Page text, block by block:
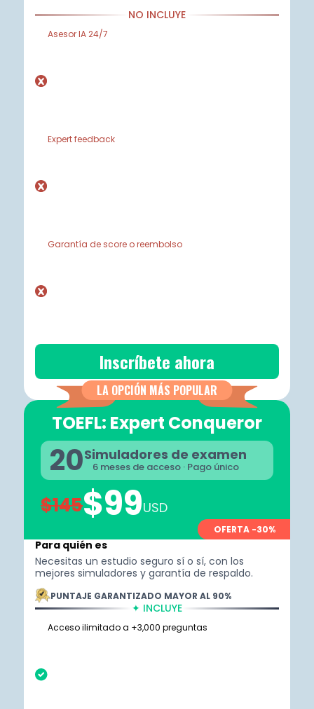
NO INCLUYE
Asesor IA 24/7
Expert feedback
Garantía de score o reembolso
Inscríbete ahora
LA OPCIÓN MÁS POPULAR
TOEFL: Expert Conqueror
20Simuladores de examen
6 meses de acceso · Pago único
$145$99USD
OFERTA -30%
Para quién es
Necesitas un estudio seguro sí o sí, con los
mejores simuladores y garantía de respaldo.
PUNTAJE GARANTIZADO MAYOR AL 90%
✦ INCLUYE
Acceso ilimitado a +3,000 preguntas